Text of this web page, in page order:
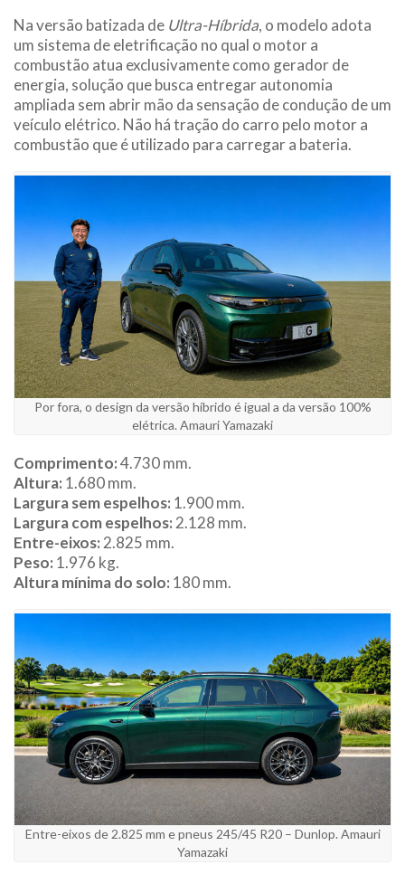
Na versão batizada de Ultra-Híbrida, o modelo adota
um sistema de eletrificação no qual o motor a
combustão atua exclusivamente como gerador de
energia, solução que busca entregar autonomia
ampliada sem abrir mão da sensação de condução de um
veículo elétrico. Não há tração do carro pelo motor a
combustão que é utilizado para carregar a bateria.
Por fora, o design da versão híbrido é igual a da versão 100%
elétrica. Amauri Yamazaki
Comprimento:4.730 mm.
Altura: 1.680 mm.
Largura sem espelhos: 1.900 mm.
Largura com espelhos:2.128 mm.
Entre-eixos:2.825 mm.
Peso: 1.976 kg.
Altura mínima do solo: 180 mm.
Entre-eixos de 2.825 mm e pneus 245/45 R20 – Dunlop. Amauri
Yamazaki